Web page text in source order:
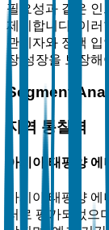
필요성과 같은 인
제기합니다. 이러
관계자와 정책 입
장 성장을 보장해
Segment
지역 통찰력
아시아 태평양
아시아 태평양
러로 평가되었으